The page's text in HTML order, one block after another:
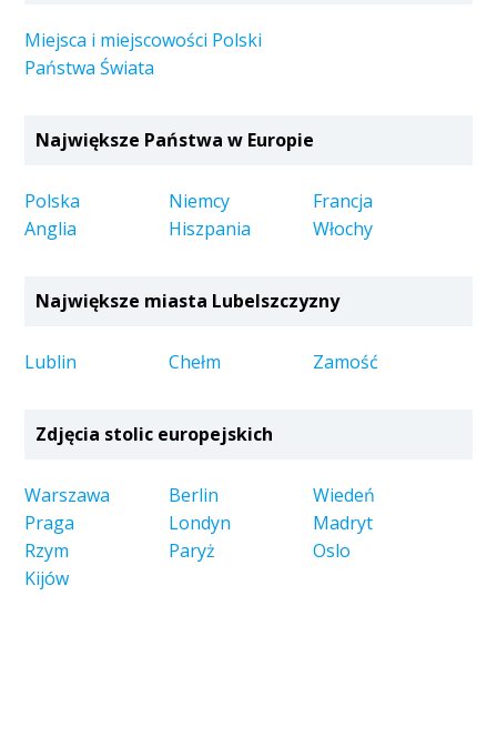
Miejsca i miejscowości Polski
Państwa Świata
Największe Państwa w Europie
Polska Niemcy
Francja
Anglia
Hiszpania Włochy
Największe miasta Lubelszczyzny
Lublin Chełm Zamość
Zdjęcia stolic europejskich
Warszawa Berlin
Wiedeń
Praga
Londyn
Madryt
Rzym
Paryż
Oslo
Kijów